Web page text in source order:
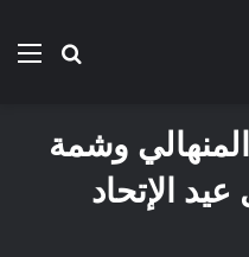
بحث
وشمة
الإتحاد